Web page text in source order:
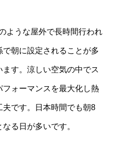
ような屋外で長時間行われ
朝に設定されることが多
す。涼しい空気の中でス
ォーマンスを最大化し熱
です。日本時間でも朝8
る日が多いです。